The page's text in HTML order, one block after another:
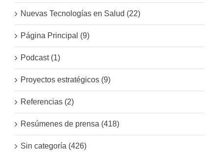
Nuevas Tecnologías en Salud (22)
Página Principal (9)
Podcast (1)
Proyectos estratégicos (9)
Referencias (2)
Resúmenes de prensa (418)
Sin categoría (426)